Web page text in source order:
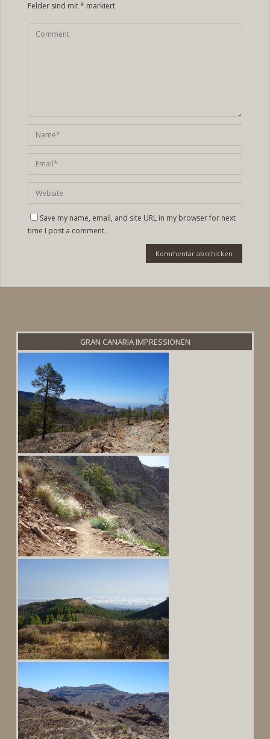
Felder sind mit* markiert
Save my name, email, and site URL in my browser for next
time I post a comment.
GRAN CANARIA IMPRESSIONEN